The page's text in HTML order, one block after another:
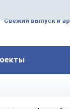
Свежий выпуск и